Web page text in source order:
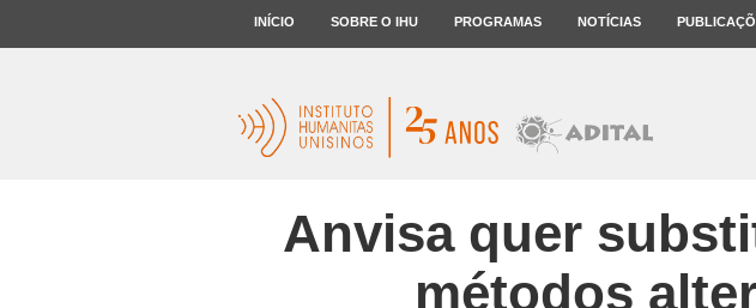
INÍCIO SOBRE O IHU PROGRAMAS NOTÍCIAS
Anvisa quer
métodos